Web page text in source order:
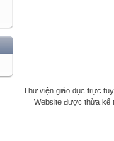
Thư viện giáo dục trực
Website được thừa kế